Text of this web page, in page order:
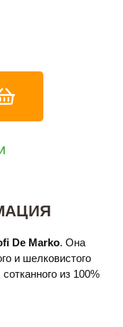
De Marko. Она
и шелковистого
из 100%